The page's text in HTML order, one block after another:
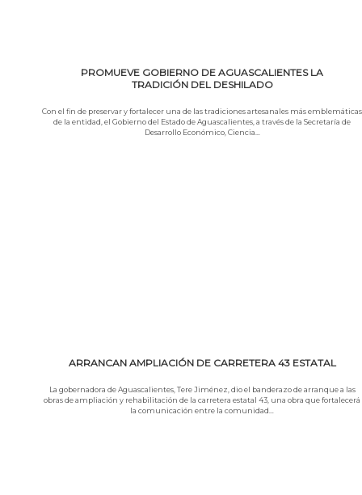
PROMUEVE GOBIERNO DE AGUASCALIENTES LA
TRADICIÓN DEL DESHILADO
Con el fin de preservar y fortalecer una de las tradiciones artesanales más emblemáticas
de la entidad, el Gobierno del Estado de Aguascalientes, a través de la Secretaría de
Desarrollo Económico, Ciencia…
ARRANCAN AMPLIACIÓN DE CARRETERA 43 ESTATAL
La gobernadora de Aguascalientes, Tere Jiménez, dio el banderazo de arranque a las
obras de ampliación y rehabilitación de la carretera estatal 43, una obra que fortalecerá
la comunicación entre la comunidad…